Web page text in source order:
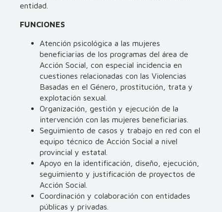
entidad.
FUNCIONES
Atención psicológica a las mujeres
beneficiarias de los programas del área de
Acción Social, con especial incidencia en
cuestiones relacionadas con las Violencias
Basadas en el Género, prostitución, trata y
explotación sexual.
Organización, gestión y ejecución de la
intervención con las mujeres beneficiarias.
Seguimiento de casos y trabajo en red con el
equipo técnico de Acción Social a nivel
provincial y estatal.
Apoyo en la identificación, diseño, ejecución,
seguimiento y justificación de proyectos de
Acción Social.
Coordinación y colaboración con entidades
públicas y privadas.